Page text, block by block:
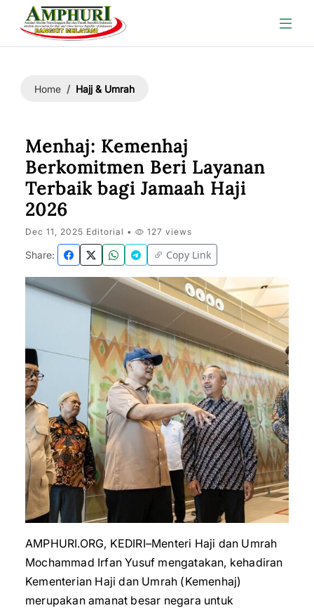
Home Hajj & Umrah
Menhaj: Kemenhaj
Berkomitmen Beri Layanan
Terbaik bagi Jamaah Haji
2026
Dec 11, 2025 Editorial • 127 views
Share: Copy Link
AMPHURI.ORG, KEDIRI–Menteri Haji dan Umrah
Mochammad Irfan Yusuf mengatakan, kehadiran
Kementerian Haji dan Umrah (Kemenhaj)
merupakan amanat besar negara untuk